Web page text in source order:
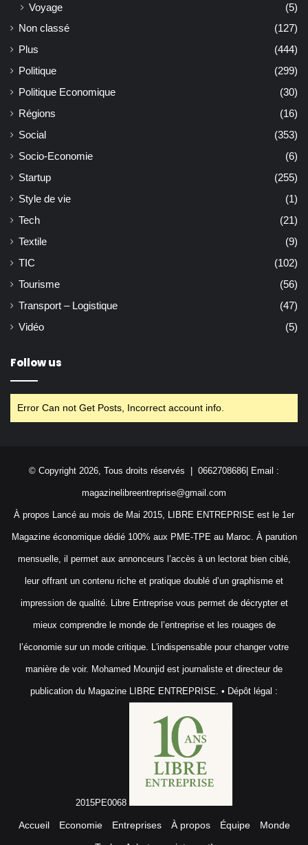
Voyage
(5)
Non classé
(127)
Plus
(444)
Politique
(299)
Politique Economique
(30)
Régions
(16)
Social
(353)
Socio-Economie
(6)
Startup
(255)
Style de vie
(1)
Tech
(21)
Textile
(9)
TIC
(102)
Tourisme
(56)
Transport – Logistique
(47)
Vidéo
(5)
Follow us
Error Can not Get Posts, Incorrect account info.
© Copyright 2026, Tous droits réservés | 0662708686| Email :
magazinelibreentreprise@gmail.com
À propos Lancé au mois de Mai 2015, LIBRE ENTREPRISE est le 1er
Magazine économique dédié 100% aux PME-TPE au Maroc. À parution
mensuelle, il permet aux annonceurs l’accès à un lectorat bien ciblé,
leur offrant un contenu riche et pratique doublé d’un graphisme et
impression de qualité. Libre Entreprise vous permet de décrypter et
mieux comprendre le monde de l’entreprise et les rouages de
l’économie sur un mode critique. L'indispensable pour changer votre
manière de voir. Mohamed Mounjid est journaliste et directeur de
publication du Magazine LIBRE ENTREPRISE. • Dépôt légal :
2015PE0068
Accueil Economie Entreprises À propos Équipe
Monde